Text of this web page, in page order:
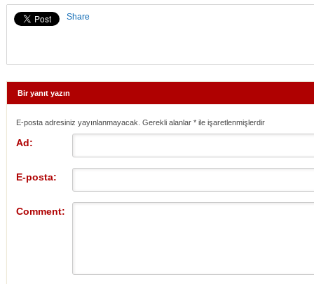
Share
Bir yanıt yazın
E-posta adresiniz yayınlanmayacak. Gerekli alanlar * ile işaretlenmişlerdir
Ad:
E-posta:
Comment: